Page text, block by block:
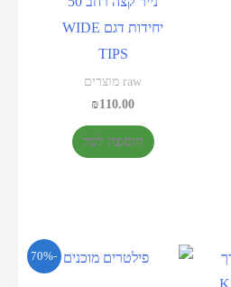
יחידות דגם WIDE
TIPS
raw מוצרים
₪110.00
הוספה לסל
-70%